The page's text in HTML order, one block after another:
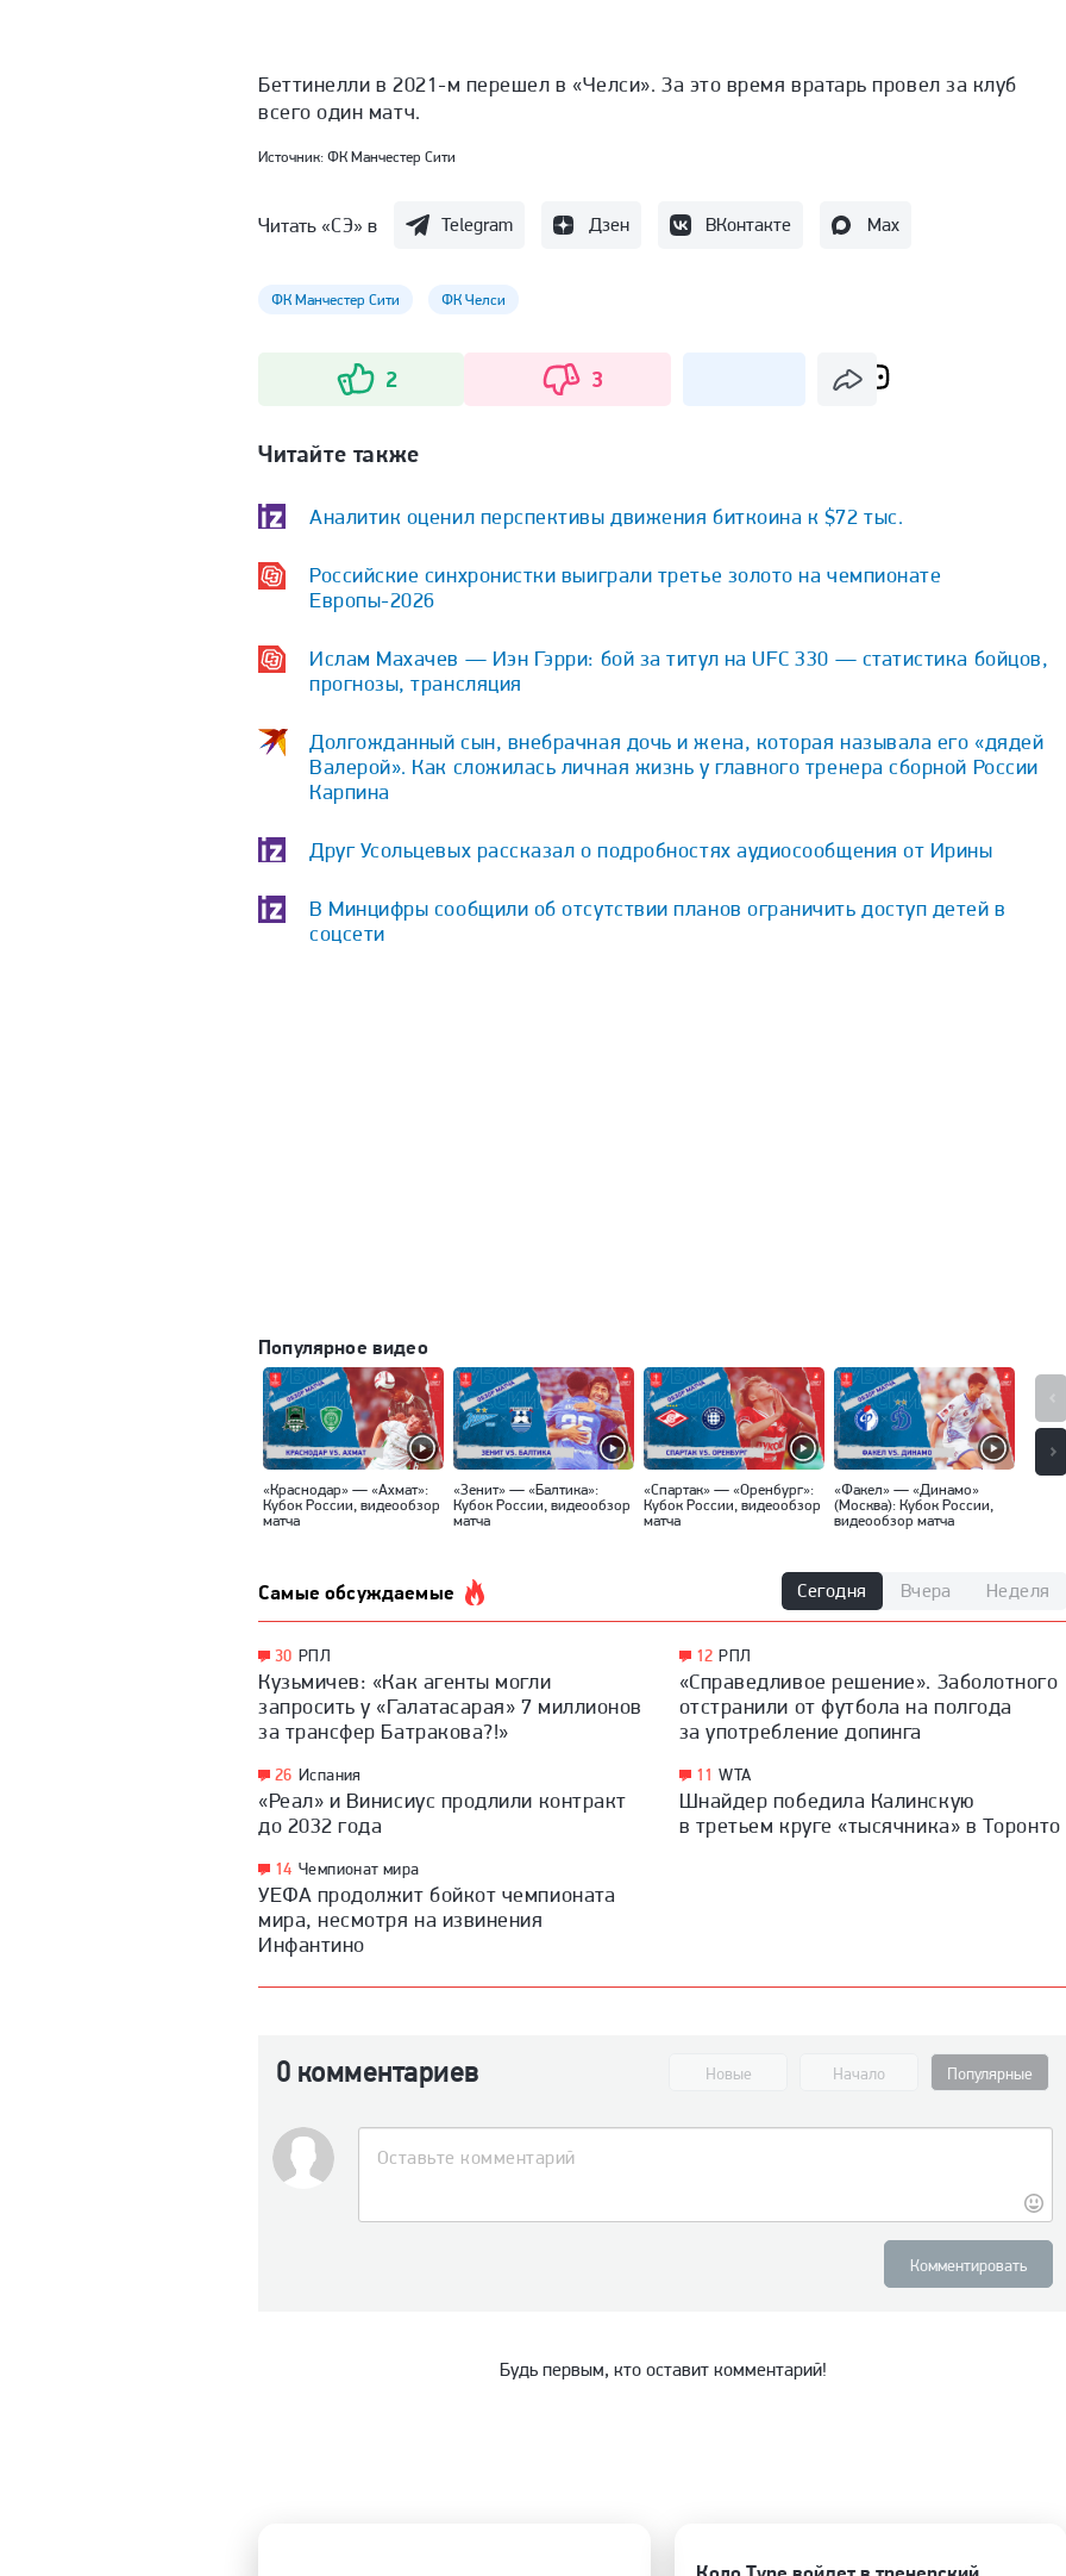
Беттинелли в 2021-м перешел в «Челси». За это время вратарь провел за клуб
всего один матч.
Источник: ФК Манчестер Сити
Читать «СЭ» в Telegram Дзен ВКонтакте Max
ФК Манчестер Сити ФК Челси
2 3
Читайте также
Аналитик оценил перспективы движения биткоина к $72 тыс.
Российские синхронистки выиграли третье золото на чемпионате
Европы-2026
Ислам Махачев — Иэн Гэрри: бой за титул на UFC 330 — статистика бойцов,
прогнозы, трансляция
Долгожданный сын, внебрачная дочь и жена, которая называла его «дядей
Валерой». Как сложилась личная жизнь у главного тренера сборной России
Карпина
Друг Усольцевых рассказал о подробностях аудиосообщения от Ирины
В Минцифры сообщили об отсутствии планов ограничить доступ детей в
соцсети
Популярное видео
«Краснодар» — «Ахмат»:
Кубок России, видеообзор
матча
«Зенит» — «Балтика»:
Кубок России, видеообзор
матча
«Спартак» — «Оренбург»:
Кубок России, видеообзор
матча
«Факел» — «Динамо»
(Москва): Кубок России,
видеообзор матча
Самые обсуждаемые Сегодня Вчера Неделя
30 РПЛ
Кузьмичев: «Как агенты могли
запросить у «Галатасарая» 7 миллионов
за трансфер Батракова?!»
26 Испания
«Реал» и Винисиус продлили контракт
до 2032 года
14 Чемпионат мира
УЕФА продолжит бойкот чемпионата
мира, несмотря на извинения
Инфантино
12 РПЛ
«Справедливое решение». Заболотного
отстранили от футбола на полгода
за употребление допинга
11 WTA
Шнайдер победила Калинскую
в третьем круге «тысячника» в Торонто
0 комментариев Новые Начало Популярные
Комментировать
Будь первым, кто оставит комментарий!